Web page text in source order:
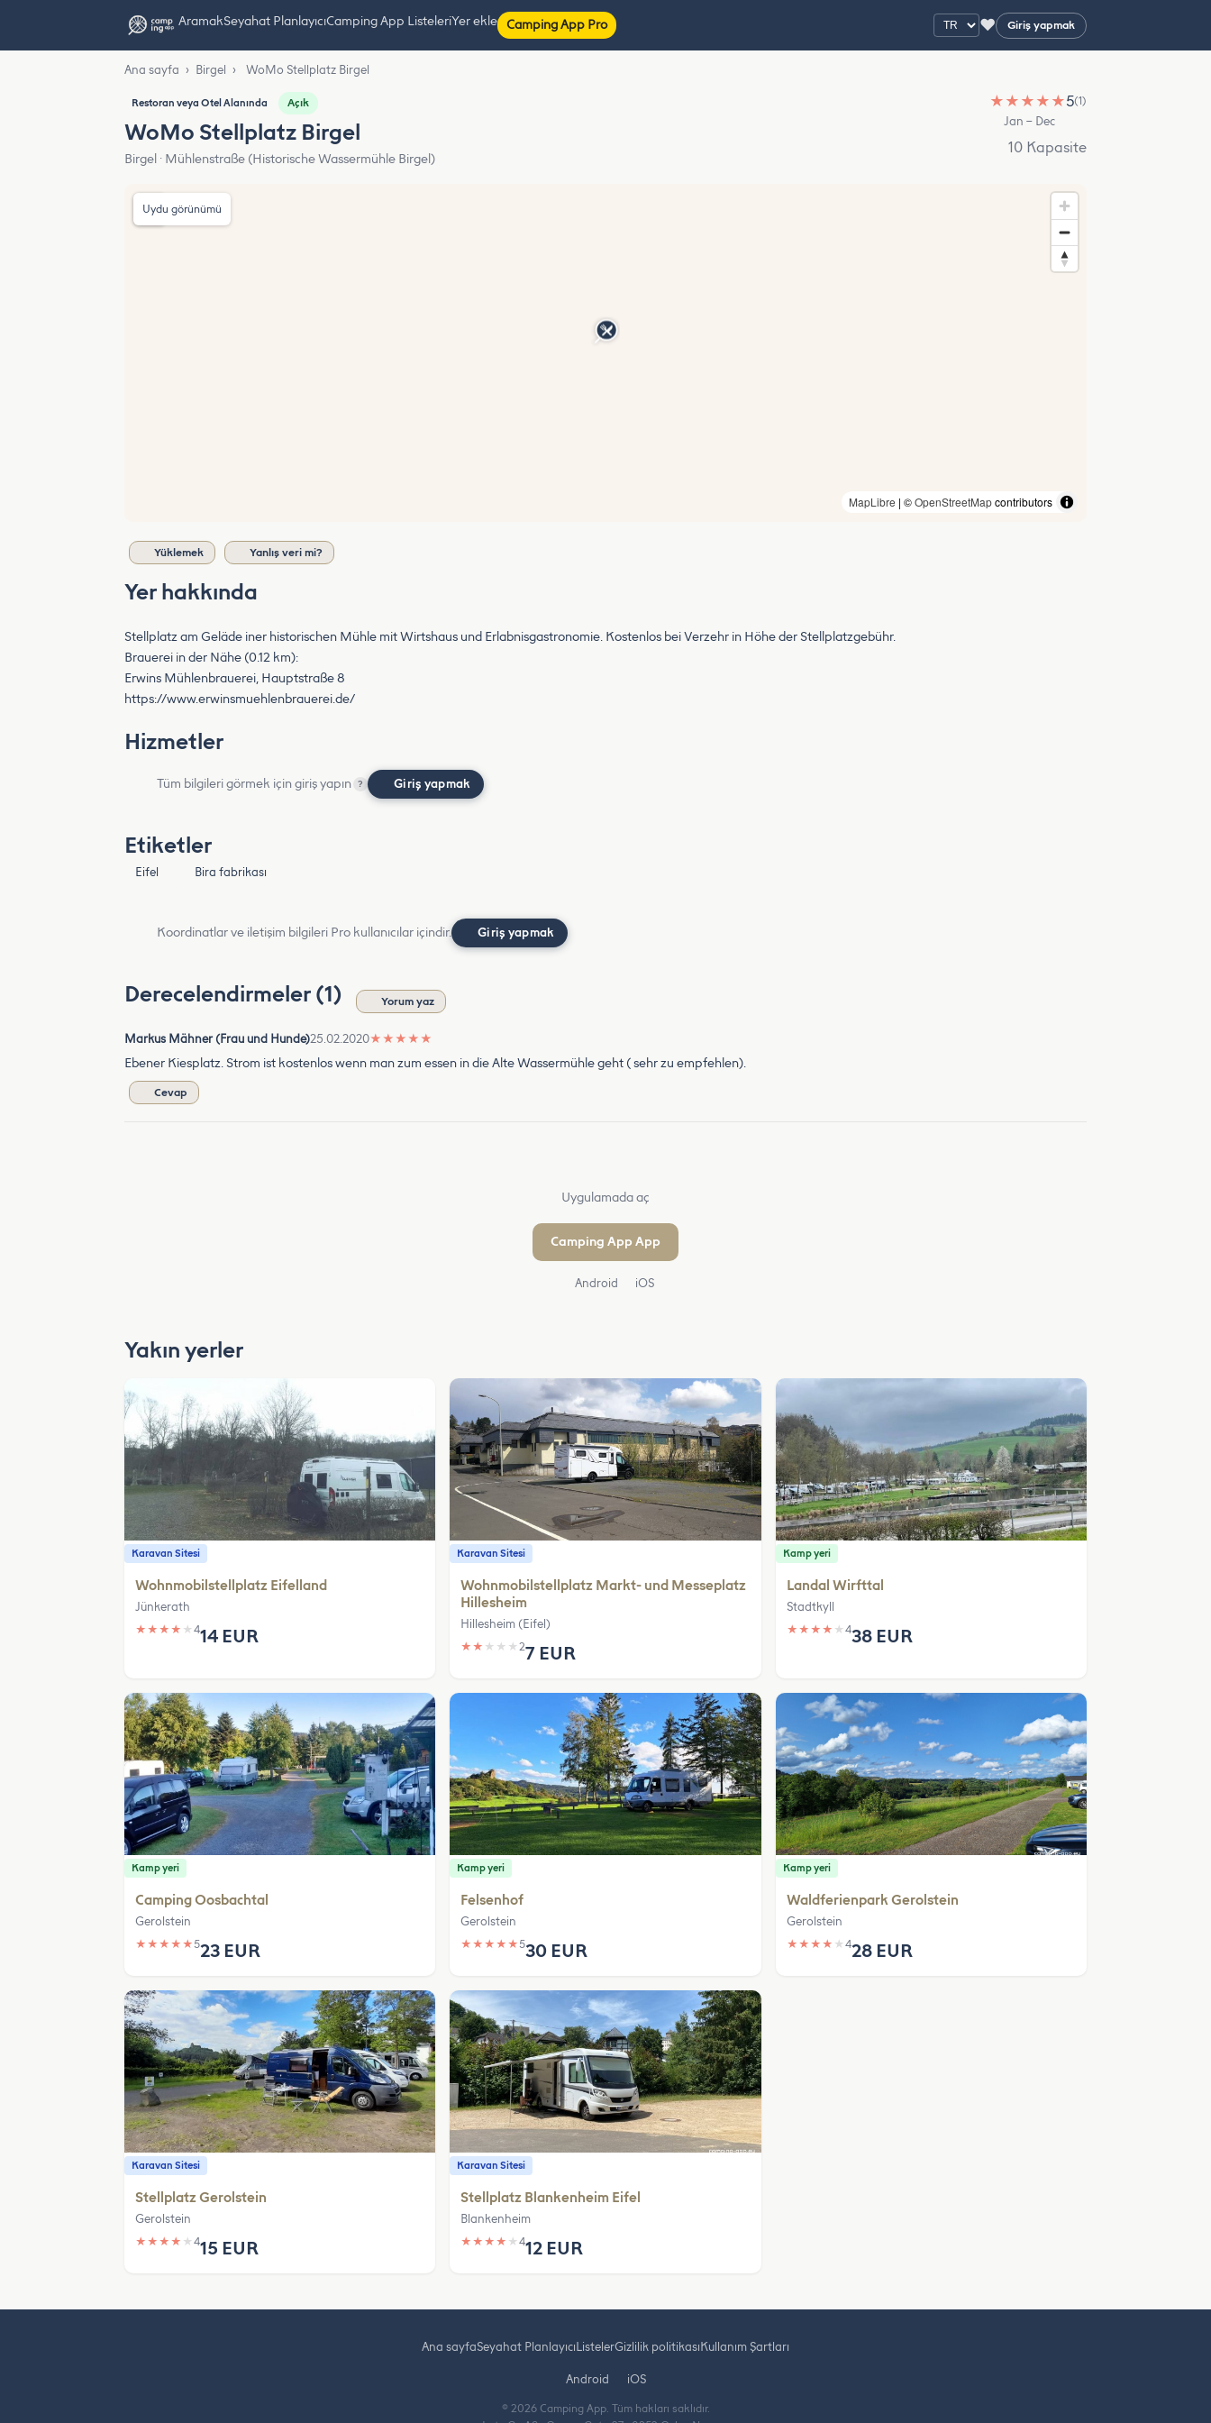
AramakSeyahat PlanlayıcıCamping App ListeleriYer ekle Camping App Pro ♥ Giriş yapmak
Ana sayfa › Birgel › WoMo Stellplatz Birgel
Restoran veya Otel Alanında Açık
WoMo Stellplatz Birgel
Birgel · Mühlenstraße (Historische Wassermühle Birgel)
★ ★ ★ ★ ★5(1)
Jan – Dec
10 Kapasite
MapLibre | ©OpenStreetMapcontributors
Uydu görünümü
Yüklemek Yanlış veri mi?
Yer hakkında
Stellplatz am Geläde iner historischen Mühle mit Wirtshaus und Erlabnisgastronomie. Kostenlos bei Verzehr in Höhe der Stellplatzgebühr.
Brauerei in der Nähe (0.12 km):
Erwins Mühlenbrauerei, Hauptstraße 8
https://www.erwinsmuehlenbrauerei.de/
Hizmetler
Tüm bilgileri görmek için giriş yapın ? Giriş yapmak
Etiketler
Eifel Bira fabrikası
Koordinatlar ve iletişim bilgileri Pro kullanıcılar içindir. Giriş yapmak
Derecelendirmeler (1) Yorum yaz
Markus Mähner (Frau und Hunde)25.02.2020★ ★ ★ ★ ★
Ebener Kiesplatz. Strom ist kostenlos wenn man zum essen in die Alte Wassermühle geht ( sehr zu empfehlen).
Cevap
Uygulamada aç
Camping App App
Android iOS
Yakın yerler
Karavan Sitesi
Wohnmobilstellplatz Eifelland
Jünkerath
★ ★ ★ ★ ★ 414 EUR
Karavan Sitesi
Wohnmobilstellplatz Markt- und Messeplatz
Hillesheim
Hillesheim (Eifel)
★ ★ ★ ★ ★27 EUR
Kamp yeri
Landal Wirfttal
Stadtkyll
★ ★ ★ ★ ★ 438 EUR
Kamp yeri
Camping Oosbachtal
Gerolstein
★ ★ ★ ★ ★523 EUR
Kamp yeri
Felsenhof
Gerolstein
★ ★ ★ ★ ★530 EUR
Kamp yeri
Waldferienpark Gerolstein
Gerolstein
★ ★ ★ ★ ★ 428 EUR
Karavan Sitesi
Stellplatz Gerolstein
Gerolstein
★ ★ ★ ★ ★ 415 EUR
Karavan Sitesi
Stellplatz Blankenheim Eifel
Blankenheim
★ ★ ★ ★ ★412 EUR
Ana sayfaSeyahat Planlayıcı ListelerGizlilik politikası Kullanım Şartları
Android iOS
© 2026 Camping App. Tüm hakları saklıdır.